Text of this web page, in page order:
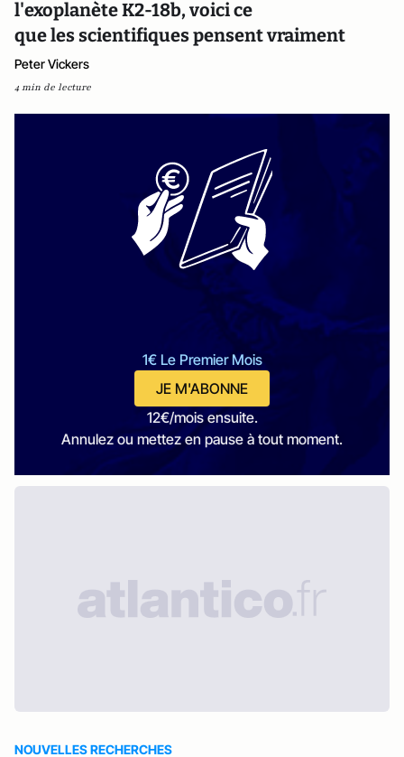
l'exoplanète K2-18b, voici ce
que les scientifiques pensent vraiment
Peter Vickers
4 min de lecture
1€ Le Premier Mois
JE M'ABONNE
12€/mois ensuite.
Annulez ou mettez en pause à tout moment.
NOUVELLES RECHERCHES